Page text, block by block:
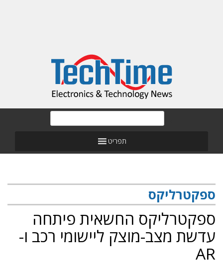
תפריט
ספקטרליקס
ספקטרליקס החשאית פיתחה
עדשת מצב-מוצק ליישומי רכב ו-
AR